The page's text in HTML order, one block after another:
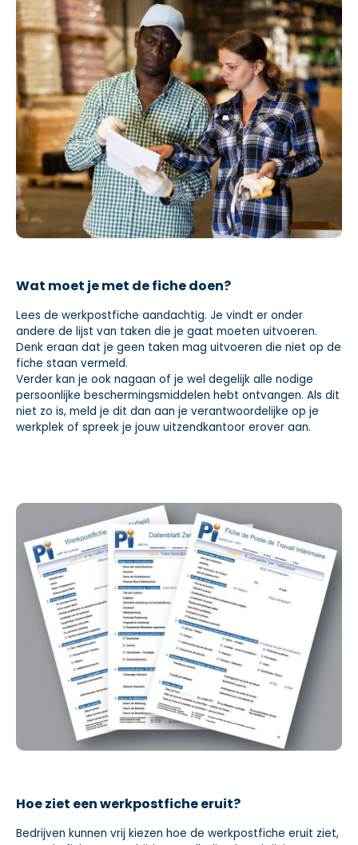
Wat moet je met de fiche doen?
Lees de werkpostfiche aandachtig. Je vindt er onder
andere de lijst van taken die je gaat moeten uitvoeren.
Denk eraan dat je geen taken mag uitvoeren die niet op de
fiche staan vermeld.
Verder kan je ook nagaan of je wel degelijk alle nodige
persoonlijke beschermingsmiddelen hebt ontvangen. Als dit
niet zo is, meld je dit dan aan je verantwoordelijke op je
werkplek of spreek je jouw uitzendkantoor erover aan.
Hoe ziet een werkpostfiche eruit?
Bedrijven kunnen vrij kiezen hoe de werkpostfiche eruit ziet,